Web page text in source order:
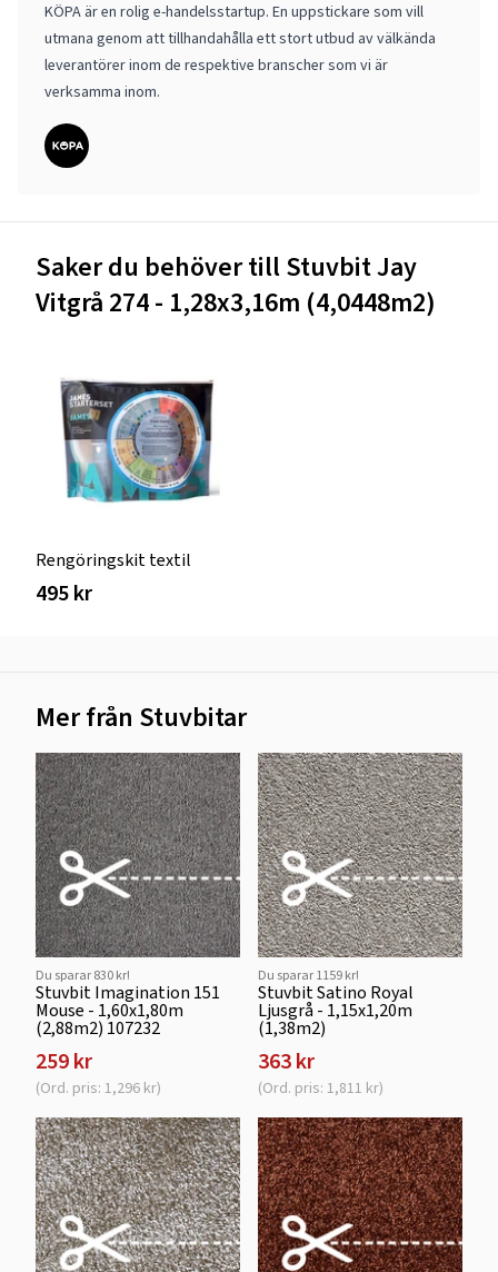
KÖPA är en rolig e-handelsstartup. En uppstickare som vill
utmana genom att tillhandahålla ett stort utbud av välkända
leverantörer inom de respektive branscher som vi är
verksamma inom.
Saker du behöver till Stuvbit Jay
Vitgrå 274 - 1,28x3,16m (4,0448m2)
Rengöringskit textil
495 kr
Mer från Stuvbitar
Du sparar 830 kr!
Stuvbit Imagination 151
Mouse - 1,60x1,80m
(2,88m2) 107232
259 kr
(Ord. pris: 1,296 kr)
Du sparar 1159 kr!
Stuvbit Satino Royal
Ljusgrå - 1,15x1,20m
(1,38m2)
363 kr
(Ord. pris: 1,811 kr)